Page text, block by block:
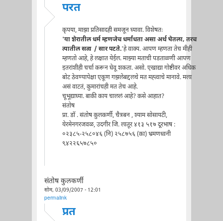
परत
कृपया, माझा प्रतिसादही समजून घ्यावा. विशेषतः
'या शेरातील धर्म म्हणजेच धर्मांधता असा अर्थ घेतला, तरच
त्यातील सत्व / सार पटते.'हे वाक्य. आपण म्हणता तेच मीही
म्हणतो आहे, हे लक्षात येईल. माझ्या मताची पडताळणी आपण
इतरांशीही चर्चा करून घेवू शकता. असो. एखाद्या गोष्टीवर अधिक
बोट ठेवण्यापेक्षा एकूण गझलेबद्दलचे मत मह्त्वाचे मानावे. मला
असं वाटतं, कुमारांचही मत तेच आहे.
चूभूद्याघ्या. बाकी काय चाललं आहे? कसे आहात?
संतोष
प्रा. डॉ . संतोष कुलकर्णी, चैत्रबन , श्याम सोसायटी,
येरमेनगरजवळ, उदगीर जि. लातूर ४१३ ५१७ दूरभाष :
०२३८५-२५८०४६ (नि) २५८७५६ (का) भ्रमणध्वनी
९४२२६५७८५०
संतोष कुलकर्णी
सोम, 03/09/2007 - 12:01
permalink
प्रत